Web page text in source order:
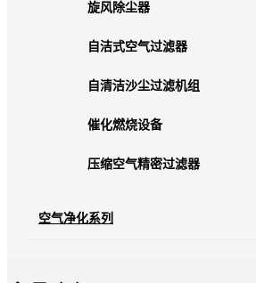
旋风除尘器
自洁式空气过滤器
自清洁沙尘过滤机组
催化燃烧设备
压缩空气精密过滤器
空气净化系列